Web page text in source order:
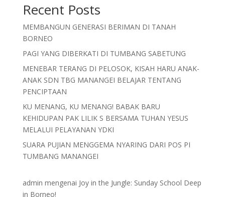
Recent Posts
MEMBANGUN GENERASI BERIMAN DI TANAH
BORNEO
PAGI YANG DIBERKATI DI TUMBANG SABETUNG
MENEBAR TERANG DI PELOSOK, KISAH HARU ANAK-
ANAK SDN TBG MANANGEI BELAJAR TENTANG
PENCIPTAAN
KU MENANG, KU MENANG! BABAK BARU
KEHIDUPAN PAK LILIK S BERSAMA TUHAN YESUS
MELALUI PELAYANAN YDKI
SUARA PUJIAN MENGGEMA NYARING DARI POS PI
TUMBANG MANANGEI
admin mengenai Joy in the Jungle: Sunday School Deep
in Borneo!